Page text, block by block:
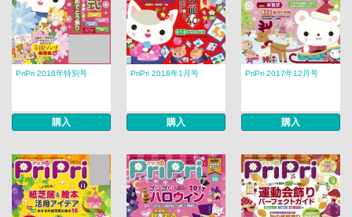
PriPri 2018年特別号
購入
PriPri 2018年1月号
購入
PriPri 2017年12月号
購入